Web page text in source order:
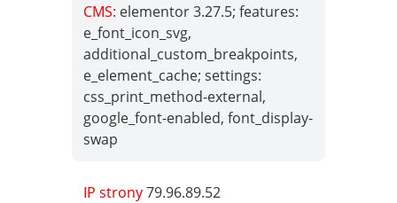
CMS: elementor 3.27.5; features:
e_font_icon_svg,
additional_custom_breakpoints,
e_element_cache; settings:
css_print_method-external,
google_font-enabled, font_display-
swap
IP strony79.96.89.52